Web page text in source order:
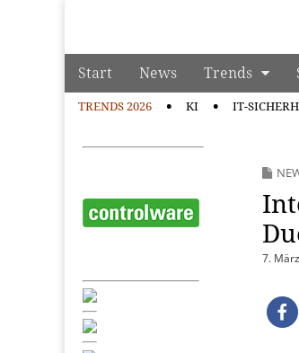
manage it
Main menu
Skip to content
Start News Trends
TRENDS 2026 KI IT-
7.